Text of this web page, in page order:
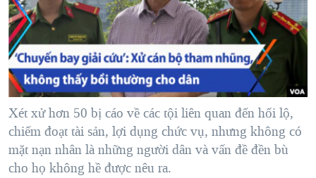
"Tìm"NGƯỜI VIỆT HẢI NGOẠI
ĐỜI SỐNG
KINH TẾ
KHOA HỌC
SỨC KHOẺ
VĂN HOÁ
THỂ THAO
TẠI
HÀNH TRÌNH BẦU CỬ 2024
MỘT NĂM CHIẾN TRANH TẠI DẢI GAZA
GIẢI MÃ VÀNH ĐAI & CON ĐƯỜNG
TRỊNH VĨNH BÌNH - NGƯỜI HẠ 'BÊN THẮNG CUỘC'
GROUND ZERO – XƯA VÀ NAY
VIDEO
NGHE
MẠNG XÃ HỘI
Ngôn ngữ khác
Xét xử hơn 50 bị cáo về các tội liên quan đến hối lộ,
chiếm đoạt tài sản, lợi dụng chức vụ, nhưng không có
mặt nạn nhân là những người dân và vấn đề đền bù
cho họ không hề được nêu ra.